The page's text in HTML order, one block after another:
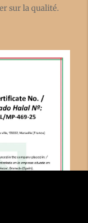
sur la qualité.